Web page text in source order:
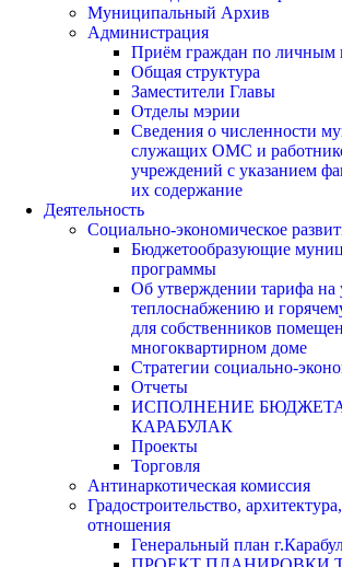
Муниципальный Архив
Администрация
Приём граждан по личным
Общая структура
Заместители Главы
Отделы мэрии
Сведения о численности
служащих ОМС и
учреждений с указанием
их содержание
Деятельность
Социально-экономическое
Бюджетообразующие
программы
Об утверждении тарифа на
теплоснабжению и
для собственников
многоквартирном доме
Стратегии социально-
Отчеты
ИСПОЛНЕНИЕ
КАРАБУЛАК
Проекты
Торговля
Антинаркотическая комиссия
Градостроительство,
отношения
Генеральный план